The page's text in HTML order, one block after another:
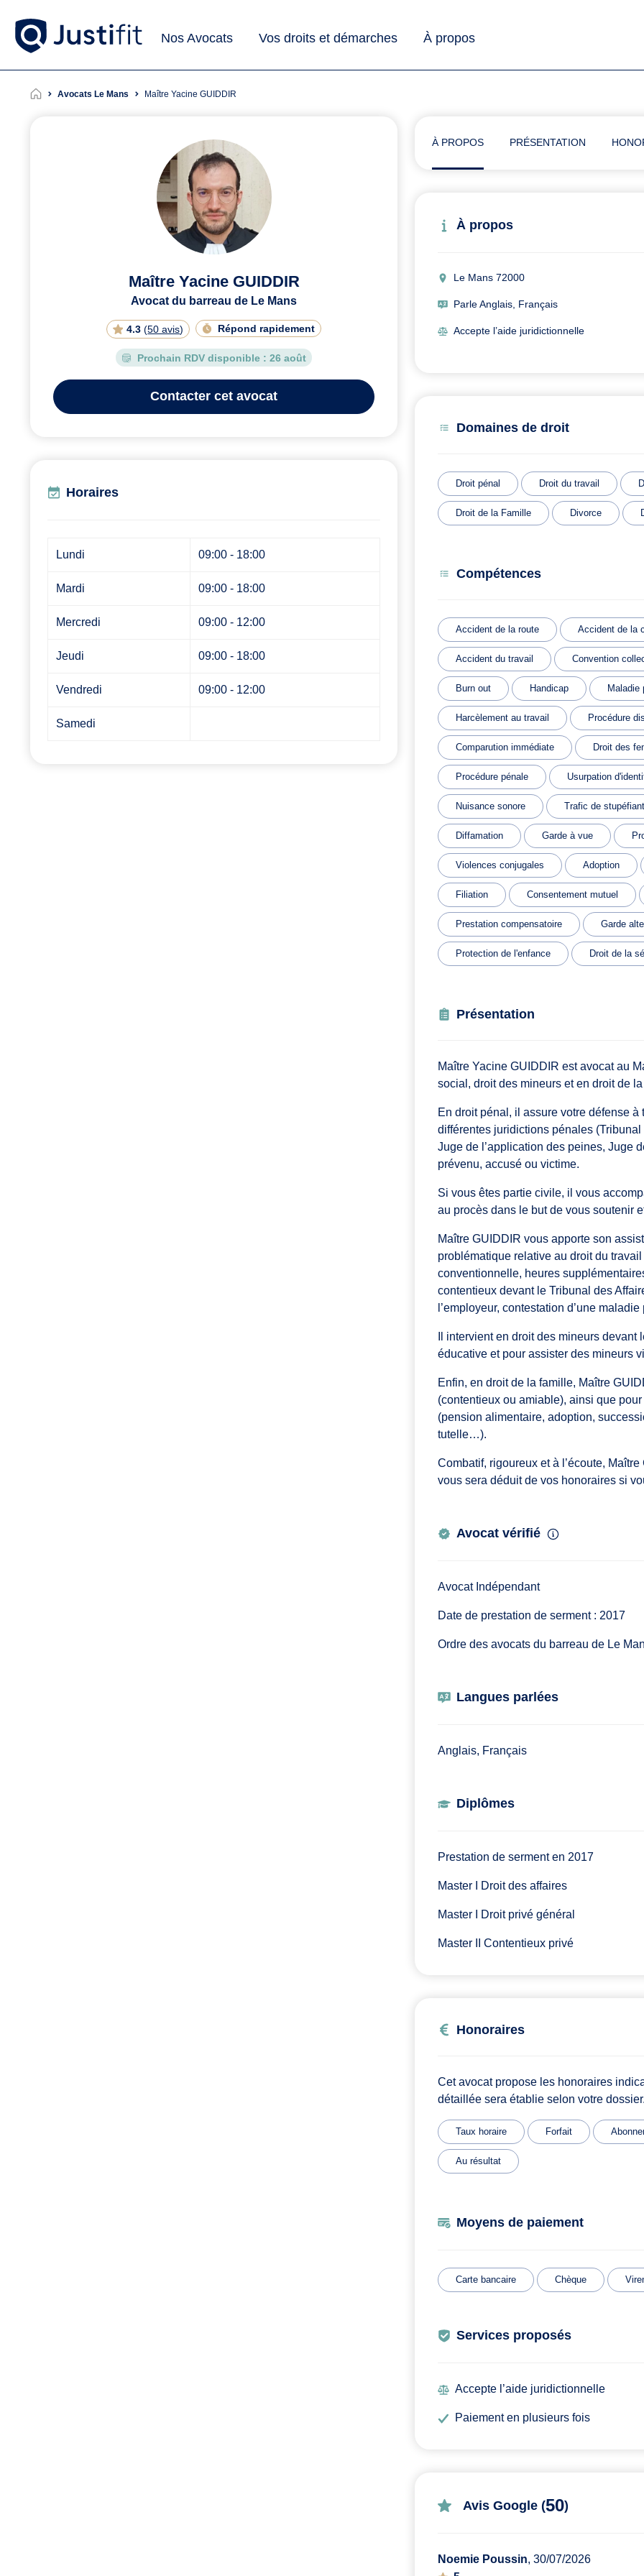
Nos Avocats Vos droits et démarches À propos
Avocats Le Mans Maître Yacine GUIDDIR
Maître Yacine GUIDDIR
Avocat du barreau de Le Mans
4.3(50 avis) Répond rapidement
Prochain RDV disponible : 26 août
Contacter cet avocat
Horaires
Lundi 09:00 - 18:00
Mardi 09:00 - 18:00
Mercredi 09:00 - 12:00
Jeudi 09:00 - 18:00
Vendredi 09:00 - 12:00
Samedi
À PROPOS PRÉSENTATION
À propos
Le Mans 72000
Parle Anglais, Français
Accepte l’aide juridictionnelle
Domaines de droit
Droit pénal Droit du travail
Droit de la Famille Divorce
Compétences
Accident de la route Accident de la
Accident du travail Convention
Burn out Handicap Maladie
Harcèlement au travail Procédure
Comparution immédiate Droit des
Procédure pénale Usurpation
Nuisance sonore Trafic de stupéfiant
Diffamation Garde à vue
Violences conjugales Adoption
Filiation Consentement mutuel
Prestation compensatoire Garde
Protection de l'enfance Droit de la
Présentation
Maître Yacine GUIDDIR est avocat au
social, droit des mineurs et en droit de
En droit pénal, il assure votre défense
différentes juridictions pénales
Juge de l’application des peines, Juge
prévenu, accusé ou victime.
Si vous êtes partie civile, il vous
au procès dans le but de vous soutenir
Maître GUIDDIR vous apporte son
problématique relative au droit du
conventionnelle, heures
contentieux devant le Tribunal des
l’employeur, contestation d’une
Il intervient en droit des mineurs
éducative et pour assister des mineurs
Enfin, en droit de la famille, Maître
(contentieux ou amiable), ainsi que
(pension alimentaire, adoption,
tutelle…).
Combatif, rigoureux et à l’écoute,
vous sera déduit de vos honoraires si
Avocat vérifié
Avocat Indépendant
Date de prestation de serment : 2017
Ordre des avocats du barreau de Le
Langues parlées
Anglais, Français
Diplômes
Prestation de serment en 2017
Master I Droit des affaires
Master I Droit privé général
Master II Contentieux privé
Honoraires
Cet avocat propose les honoraires
détaillée sera établie selon votre
Taux horaire Forfait
Au résultat
Moyens de paiement
Carte bancaire Chèque
Services proposés
Accepte l’aide juridictionnelle
Paiement en plusieurs fois
Avis Google (50)
Noemie Poussin, 30/07/2026